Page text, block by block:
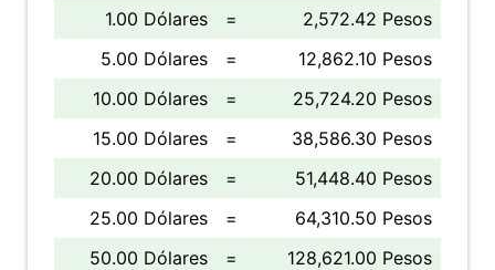
1.00 Dólares =
2,572.42 Pesos
5.00 Dólares
=
12,862.10 Pesos
10.00 Dólares
=
25,724.20 Pesos
15.00 Dólares
=
38,586.30 Pesos
20.00 Dólares
=
51,448.40 Pesos
25.00 Dólares
=
64,310.50 Pesos
50.00 Dólares
=
128,621.00 Pesos